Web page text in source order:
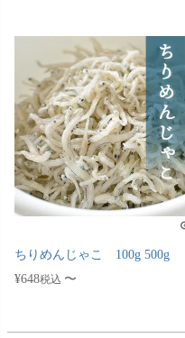
ちりめんじゃこ 100g 500g
¥648税込 〜